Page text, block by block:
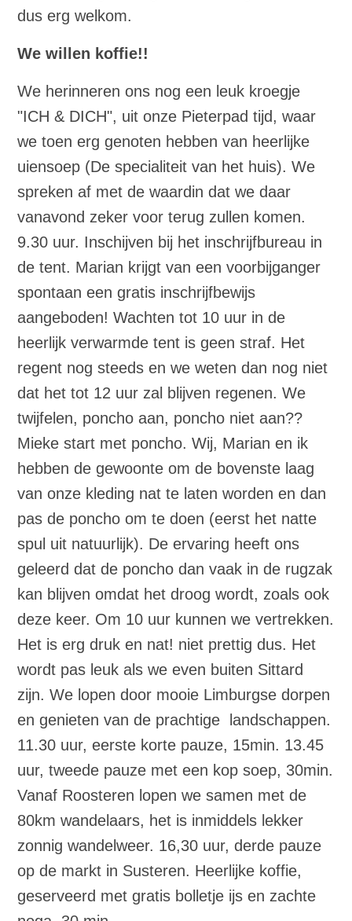
dus erg welkom.
We willen koffie!!
We herinneren ons nog een leuk kroegje
"ICH & DICH", uit onze Pieterpad tijd, waar
we toen erg genoten hebben van heerlijke
uiensoep (De specialiteit van het huis). We
spreken af met de waardin dat we daar
vanavond zeker voor terug zullen komen.
9.30 uur. Inschijven bij het inschrijfbureau in
de tent. Marian krijgt van een voorbijganger
spontaan een gratis inschrijfbewijs
aangeboden! Wachten tot 10 uur in de
heerlijk verwarmde tent is geen straf. Het
regent nog steeds en we weten dan nog niet
dat het tot 12 uur zal blijven regenen. We
twijfelen, poncho aan, poncho niet aan??
Mieke start met poncho. Wij, Marian en ik
hebben de gewoonte om de bovenste laag
van onze kleding nat te laten worden en dan
pas de poncho om te doen (eerst het natte
spul uit natuurlijk). De ervaring heeft ons
geleerd dat de poncho dan vaak in de rugzak
kan blijven omdat het droog wordt, zoals ook
deze keer. Om 10 uur kunnen we vertrekken.
Het is erg druk en nat! niet prettig dus. Het
wordt pas leuk als we even buiten Sittard
zijn. We lopen door mooie Limburgse dorpen
en genieten van de prachtige landschappen.
11.30 uur, eerste korte pauze, 15min. 13.45
uur, tweede pauze met een kop soep, 30min.
Vanaf Roosteren lopen we samen met de
80km wandelaars, het is inmiddels lekker
zonnig wandelweer. 16,30 uur, derde pauze
op de markt in Susteren. Heerlijke koffie,
geserveerd met gratis bolletje ijs en zachte